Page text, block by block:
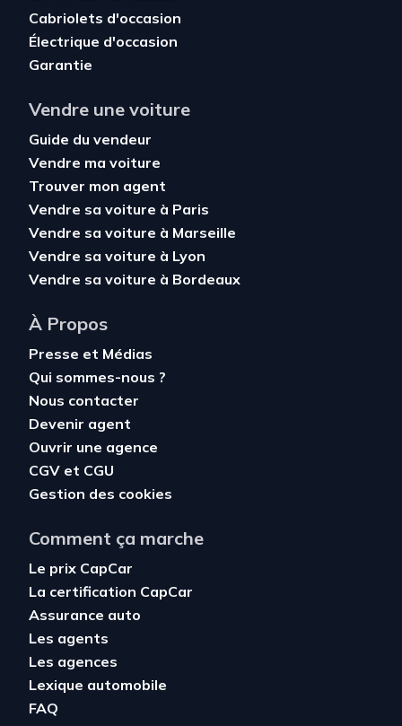
Cabriolets d'occasion
Électrique d'occasion
Garantie
Vendre une voiture
Guide du vendeur
Vendre ma voiture
Trouver mon agent
Vendre sa voiture à Paris
Vendre sa voiture à Marseille
Vendre sa voiture à Lyon
Vendre sa voiture à Bordeaux
À Propos
Presse et Médias
Qui sommes-nous ?
Nous contacter
Devenir agent
Ouvrir une agence
CGV et CGU
Gestion des cookies
Comment ça marche
Le prix CapCar
La certification CapCar
Assurance auto
Les agents
Les agences
Lexique automobile
FAQ